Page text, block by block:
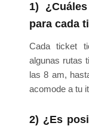
1)
para cada
Cada ticket
algunas rutas
las 8 am,
acomode a tu
2) ¿Es